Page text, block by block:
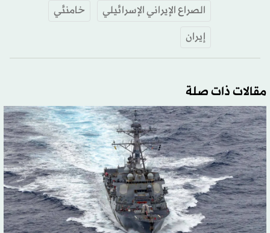
الصراع الإيراني الإسرائيلي
خامنئي
إيران
مقالات ذات صلة